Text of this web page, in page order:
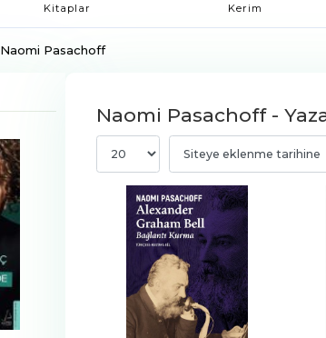
Kitaplar Kerim
Naomi Pasachoff
Naomi Pasachoff -